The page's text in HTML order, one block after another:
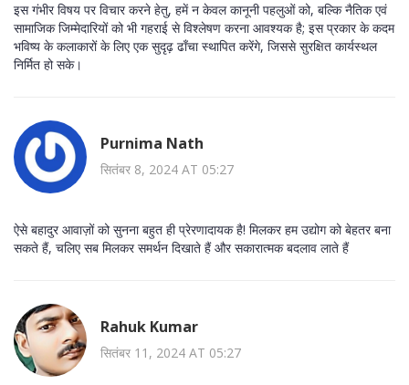
इस गंभीर विषय पर विचार करने हेतु, हमें न केवल कानूनी पहलुओं को, बल्कि नैतिक एवं
सामाजिक जिम्मेदारियों को भी गहराई से विश्लेषण करना आवश्यक है; इस प्रकार के कदम
भविष्य के कलाकारों के लिए एक सुदृढ़ ढाँचा स्थापित करेंगे, जिससे सुरक्षित कार्यस्थल
निर्मित हो सके।
Purnima Nath
सितंबर 8, 2024 AT 05:27
ऐसे बहादुर आवाज़ों को सुनना बहुत ही प्रेरणादायक है! मिलकर हम उद्योग को बेहतर बना
सकते हैं, चलिए सब मिलकर समर्थन दिखाते हैं और सकारात्मक बदलाव लाते हैं
Rahuk Kumar
सितंबर 11, 2024 AT 05:27